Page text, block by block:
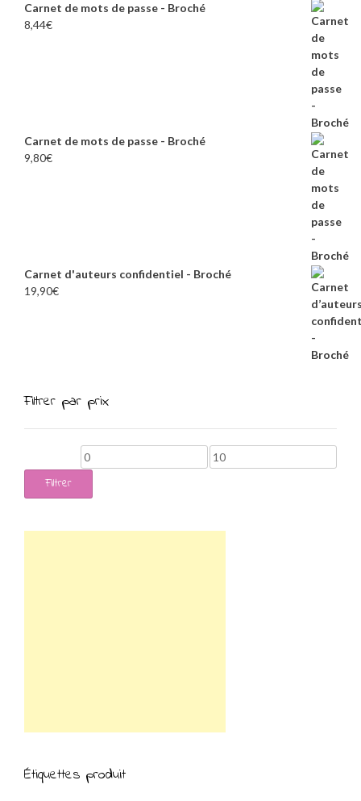
Carnet de mots de passe - Broché
8,44€
Carnet de mots de passe - Broché
9,80€
Carnet d'auteurs confidentiel - Broché
19,90€
Filtrer par prix
Prix
Prix
Filtrer
Étiquettes produit